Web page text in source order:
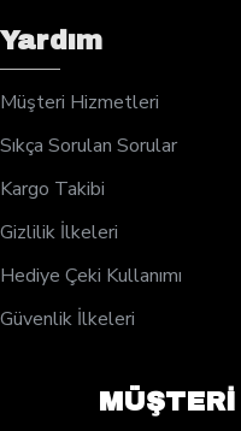
Yardım
Müşteri Hizmetleri
Sıkça Sorulan Sorular
Kargo Takibi
Gizlilik İlkeleri
Hediye Çeki Kullanımı
Güvenlik İlkeleri